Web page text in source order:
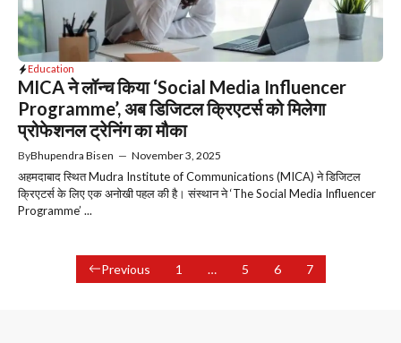
Education
MICA ने लॉन्च किया ‘Social Media Influencer
Programme’, अब डिजिटल क्रिएटर्स को मिलेगा
प्रोफेशनल ट्रेनिंग का मौका
ByBhupendra Bisen — November 3, 2025
अहमदाबाद स्थित Mudra Institute of Communications (MICA) ने डिजिटल
क्रिएटर्स के लिए एक अनोखी पहल की है। संस्थान ने ‘The Social Media Influencer
Programme’ ...
Previous 1 … 5 6 7